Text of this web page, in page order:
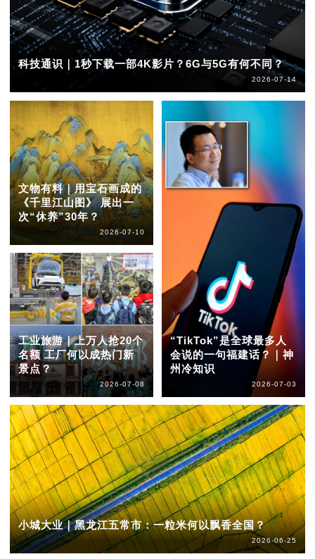
科技通识｜1秒下载一部4K影片？6G与5G有何不同？
2026-07-14
文物有料｜用宝石画成的
《千里江山图》 展出一
次“休养”30年？
2026-07-10
工业旅游｜上万人抢20个
名额 工厂何以成热门新
景点？
2026-07-08
“TikTok”是全球最多人
会说的一句福建话？｜神
州冷知识
2026-07-03
小城大业｜黑龙江五常市：一粒米何以飘香全国？
2026-06-25